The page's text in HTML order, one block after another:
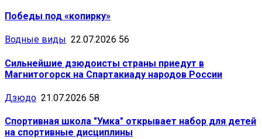
Победы под «копирку»
Водные виды 22.07.2026 56
Сильнейшие дзюдоисты страны приедут в
Магнитогорск на Спартакиаду народов России
Дзюдо 21.07.2026 58
Спортивная школа "Умка" открывает набор для детей
на спортивные дисциплины